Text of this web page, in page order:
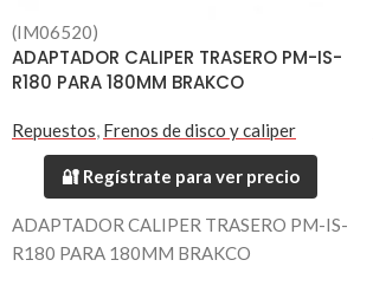
(IM06520)
ADAPTADOR CALIPER TRASERO PM-IS-
R180 PARA 180MM BRAKCO
Repuestos Frenos de disco y caliper
🔐 Regístrate para ver precio
ADAPTADOR CALIPER TRASERO PM-IS-
R180 PARA 180MM BRAKCO